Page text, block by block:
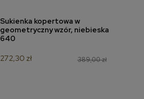
dodaj do koszyka
Sukienka kopertowa w
geometryczny wzór, niebieska
640
389,00 zł
272,30 zł